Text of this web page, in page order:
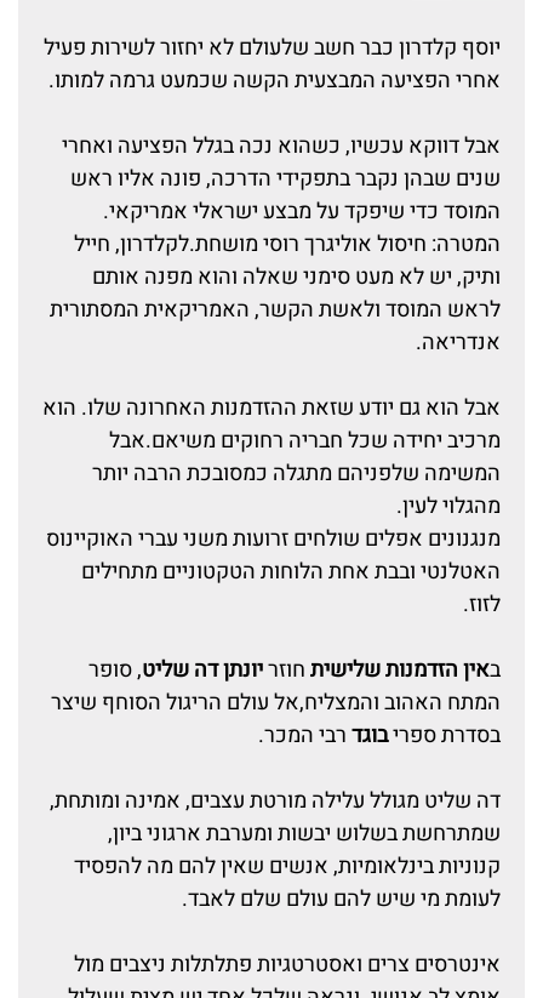
יוסף קלדרון כבר חשב שלעולם לא יחזור לשירות פעיל
אחרי הפציעה המבצעית הקשה שכמעט גרמה למותו.
אבל דווקא עכשיו, כשהוא נכה בגלל הפציעה ואחרי
שנים שבהן נקבר בתפקידי הדרכה, פונה אליו ראש
המוסד כדי שיפקד על מבצע ישראלי אמריקאי.
המטרה: חיסול אוליגרך רוסי מושחת.לקלדרון, חייל
ותיק, יש לא מעט סימני שאלה והוא מפנה אותם
לראש המוסד ולאשת הקשר, האמריקאית המסתורית
אנדריאה.
אבל הוא גם יודע שזאת ההזדמנות האחרונה שלו. הוא
מרכיב יחידה שכל חבריה רחוקים משיאם.אבל
המשימה שלפניהם מתגלה כמסובכת הרבה יותר
מהגלוי לעין.
מנגנונים אפלים שולחים זרועות משני עברי האוקיינוס
האטלנטי ובבת אחת הלוחות הטקטוניים מתחילים
לזוז.
באין הזדמנות שלישיתחוזריונתן דה שליט, סופר
המתח האהוב והמצליח,אל עולם הריגול הסוחף שיצר
בסדרת ספריבוגדרבי המכר.
דה שליט מגולל עלילה מורטת עצבים, אמינה ומותחת,
שמתרחשת בשלוש יבשות ומערבת ארגוני ביון,
קנוניות בינלאומיות, אנשים שאין להם מה להפסיד
לעומת מי שיש להם עולם שלם לאבד.
אינטרסים צרים ואסטרטגיות פתלתלות ניצבים מול